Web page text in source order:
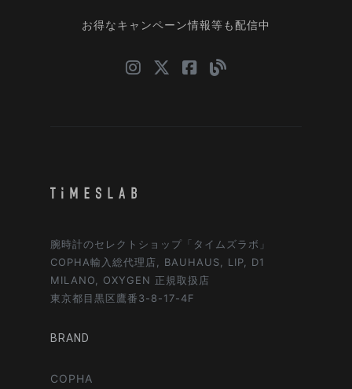
お得なキャンペーン情報等も配信中
腕時計のセレクトショップ「タイムズラボ」
COPHA輸入総代理店, BAUHAUS, LIP, D1
MILANO, OXYGEN 正規取扱店
東京都目黒区鷹番3-8-17-4F
BRAND
COPHA